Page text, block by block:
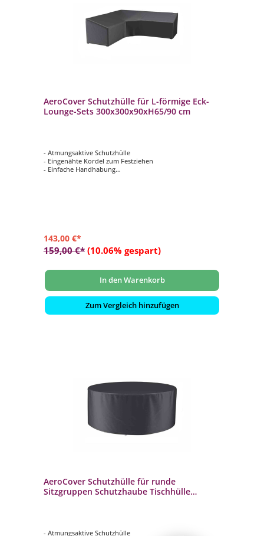
AeroCover Schutzhülle für L-förmige Eck-
Lounge-Sets 300x300x90xH65/90 cm
- Atmungsaktive Schutzhülle
- Eingenähte Kordel zum Festziehen
- Einfache Handhabung
143,00 €*
159,00 €* (10.06% gespart)
In den Warenkorb
Zum Vergleich hinzufügen
AeroCover Schutzhülle für runde
Sitzgruppen Schutzhaube Tischhülle
- Atmungsaktive Schutzhülle